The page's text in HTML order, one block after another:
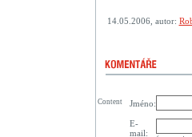
14.05.2006, autor:
Jméno:
E-
mail:
Content